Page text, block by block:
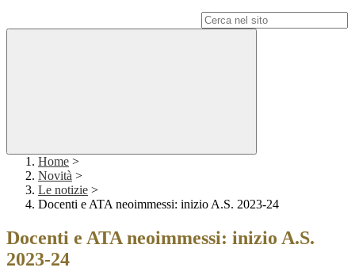
Home >
Novità >
Le notizie >
Docenti e ATA neoimmessi: inizio A.S. 2023-24
Docenti e ATA neoimmessi: inizio A.S.
2023-24